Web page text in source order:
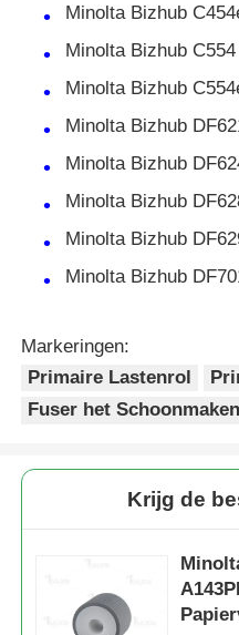
Contacteer ons
nieuws
Alle Gevallen
Xerox Toner Chip
Kyocera toner chip
Samsung Toner Chip
Minolta Bizhub
Minolta Bizhub C554
Minolta Bizhub
Minolta Bizhub
Minolta Bizhub
Minolta Bizhub
Minolta Bizhub
Minolta Bizhub
Markeringen:
Primaire Lastenrol
Fuser het
Krijg de